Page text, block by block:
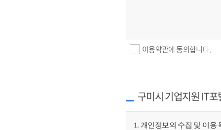
이용약관에 동의합니다.
구미시 기업지원 IT
1. 개인정보의 수집 및 이용